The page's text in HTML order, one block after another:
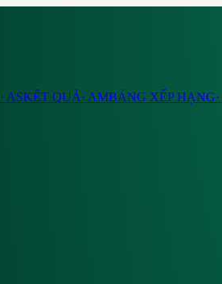
· ASKẾT QUẢ· AMBẢNG XẾP HẠNG·